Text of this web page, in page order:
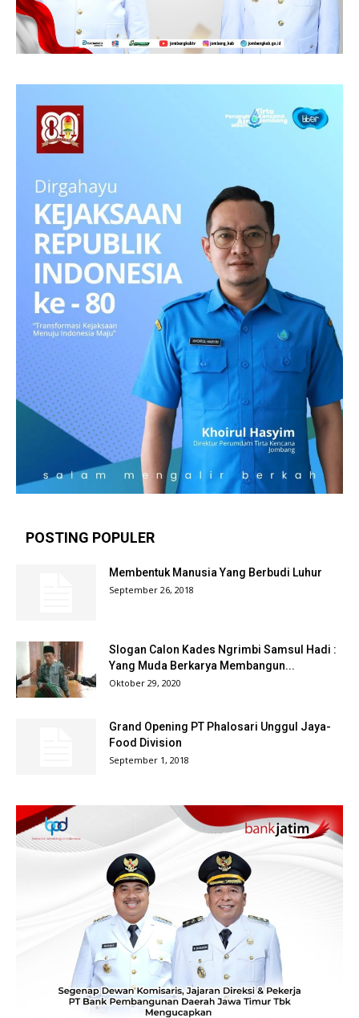
POSTING POPULER
Membentuk Manusia Yang Berbudi Luhur
September 26, 2018
Slogan Calon Kades Ngrimbi Samsul Hadi :
Yang Muda Berkarya Membangun...
Oktober 29, 2020
Grand Opening PT Phalosari Unggul Jaya-
Food Division
September 1, 2018